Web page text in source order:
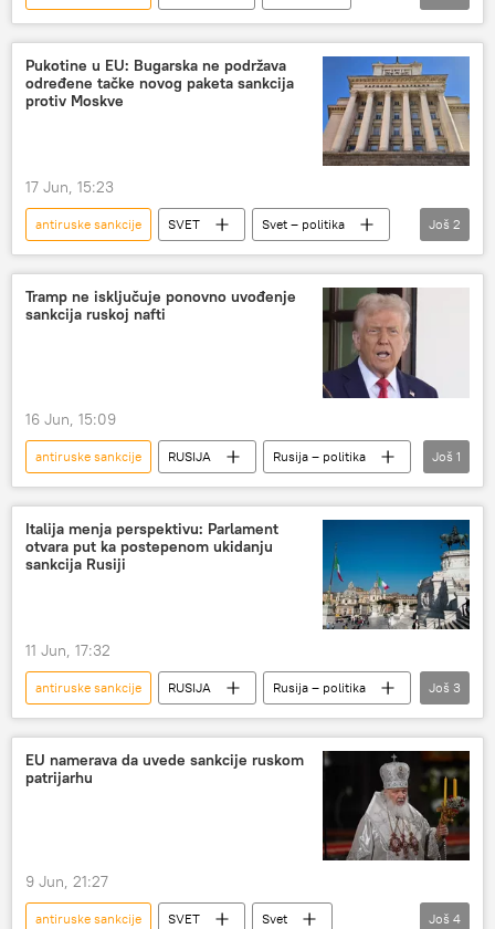
Srbija – politika
Evropska unija (EU)
Evropski parlament
Rusija sankcije
Pukotine u EU: Bugarska ne podržava
određene tačke novog paketa sankcija
protiv Moskve
17 Jun, 15:23
antiruske sankcije SVET
Svet – politika
Bugarska
Evropska unija (EU)
Još 2
Tramp ne isključuje ponovno uvođenje
sankcija ruskoj nafti
16 Jun, 15:09
antiruske sankcije RUSIJA
Rusija – politika
Donald Tramp
Još 1
Italija menja perspektivu: Parlament
otvara put ka postepenom ukidanju
sankcija Rusiji
11 Jun, 17:32
antiruske sankcije RUSIJA
Rusija – politika
Italija
parlament
Evropska unija (EU)
Još 3
EU namerava da uvede sankcije ruskom
patrijarhu
9 Jun, 21:27
antiruske sankcije SVET
Svet
Još 4